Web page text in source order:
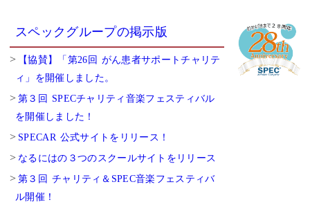
スペックグループの掲示版
【協賛】「第26回 がん患者サポートチャリテ
ィ」を開催しました。
第３回 SPECチャリティ音楽フェスティバル
を開催しました！
SPECAR 公式サイトをリリース！
なるにはの３つのスクールサイトをリリース
第３回 チャリティ＆SPEC音楽フェスティバ
ル開催！